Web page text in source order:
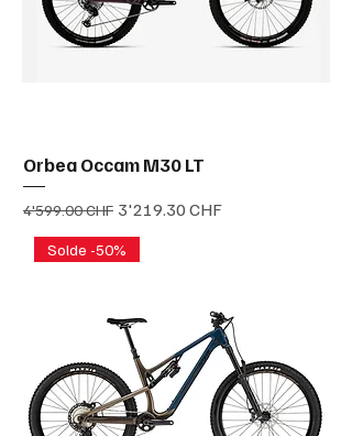
Orbea Occam M30 LT
Prix original
4'599.00 CHF Prix promotionnel
3'219.30 CHF
Solde -50%